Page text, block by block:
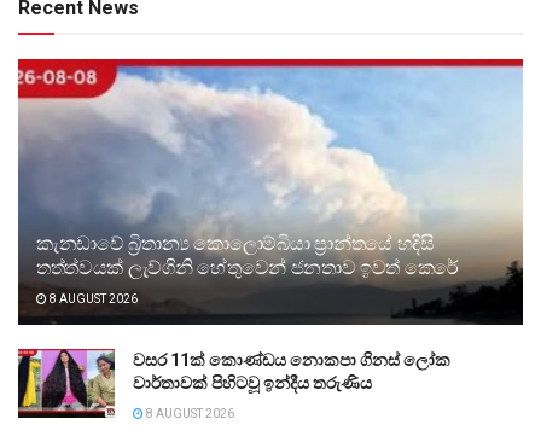
Recent News
කැනඩාවේ බ්‍රිතාන්‍ය කොලොම්බියා ප්‍රාන්තයේ හදිසි
තත්ත්වයක් ලැව්ගිනි හේතුවෙන් ජනතාව ඉවත් කෙරේ
8 AUGUST 2026
වසර 11ක් කොණ්ඩය නොකපා ගිනස් ලෝක
වාර්තාවක් පිහිටවූ ඉන්දීය තරුණිය
8 AUGUST 2026